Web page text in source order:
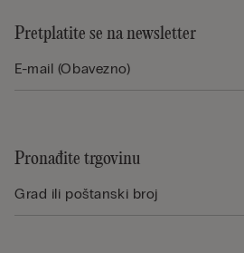
Pretplatite se na newsletter
Pronađite trgovinu